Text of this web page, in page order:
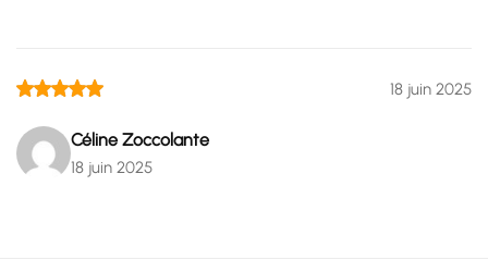
18 juin 2025
Céline Zoccolante
18 juin 2025